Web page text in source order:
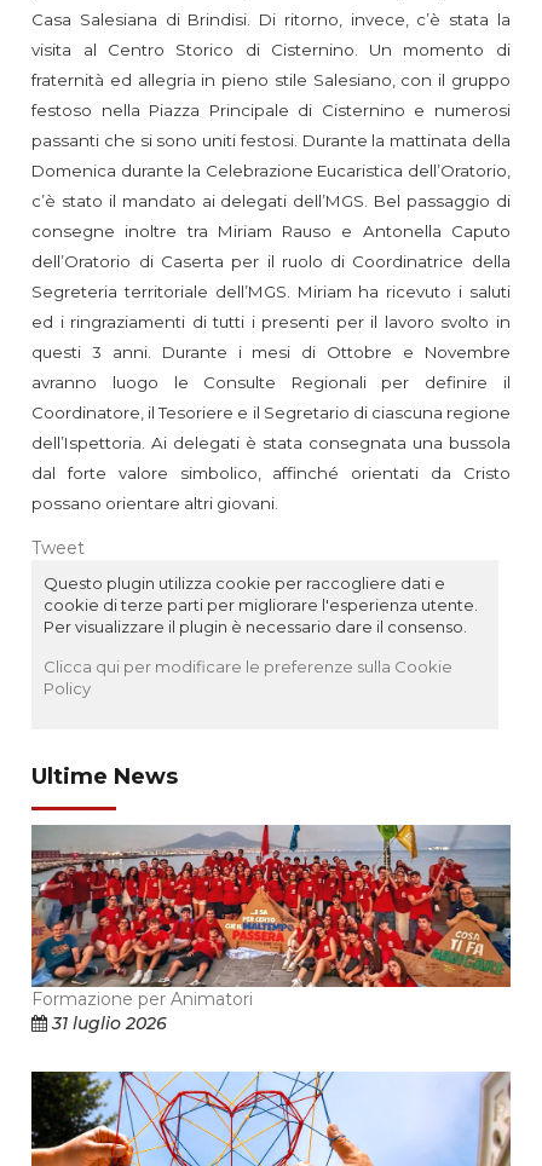
Casa Salesiana di Brindisi. Di ritorno, invece, c’è stata la
visita al Centro Storico di Cisternino. Un momento di
fraternità ed allegria in pieno stile Salesiano, con il gruppo
festoso nella Piazza Principale di Cisternino e numerosi
passanti che si sono uniti festosi. Durante la mattinata della
Domenica durante la Celebrazione Eucaristica dell’Oratorio,
c’è stato il mandato ai delegati dell’MGS. Bel passaggio di
consegne inoltre tra Miriam Rauso e Antonella Caputo
dell’Oratorio di Caserta per il ruolo di Coordinatrice della
Segreteria territoriale dell’MGS. Miriam ha ricevuto i saluti
ed i ringraziamenti di tutti i presenti per il lavoro svolto in
questi 3 anni. Durante i mesi di Ottobre e Novembre
avranno luogo le Consulte Regionali per definire il
Coordinatore, il Tesoriere e il Segretario di ciascuna regione
dell’Ispettoria. Ai delegati è stata consegnata una bussola
dal forte valore simbolico, affinché orientati da Cristo
possano orientare altri giovani.
Tweet
Questo plugin utilizza cookie per raccogliere dati e
cookie di terze parti per migliorare l'esperienza utente.
Per visualizzare il plugin è necessario dare il consenso.
Clicca qui per modificare le preferenze sulla Cookie
Policy
Ultime News
Formazione per Animatori
31 luglio 2026